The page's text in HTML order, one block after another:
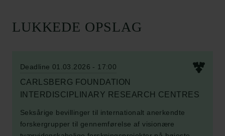
LUKKEDE OPSLAG
Deadline 01.03.2026 - 17:00
CARLSBERG FOUNDATION
INTERDISCIPLINARY RESEARCH CENTRES
Seksårige bevillinger til internationalt anerkendte
forskergrupper til gennemførelse af visionære
Carlsberg Laboratorium
Frederiksborg • Nationalhistorisk Museum
Ny Carlsberg Glyptotek
Carlsbergfondet
H.C. Andersens Boulevard 35
1553 København V